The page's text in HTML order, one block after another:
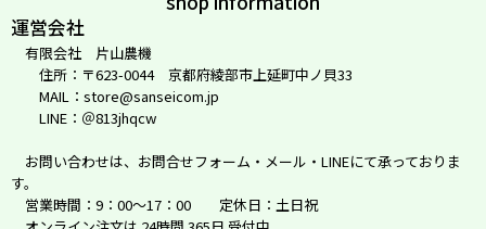
運営会社
有限会社 片山農機
住所：〒623-0044 京都府綾部市上延町中ノ貝33
MAIL：store@sanseicom.jp
LINE：＠813jhqcw
お問い合わせは、お問合せフォーム・メール・LINEにて承っておりま
す。
営業時間：9：00～17：00 定休日：土日祝